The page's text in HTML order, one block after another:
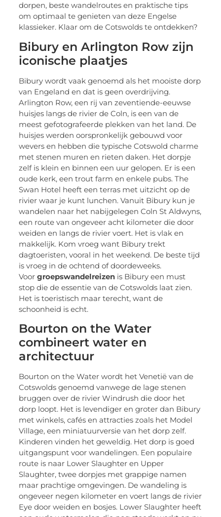
dorpen, beste wandelroutes en praktische tips
om optimaal te genieten van deze Engelse
klassieker. Klaar om de Cotswolds te ontdekken?
Bibury en Arlington Row zijn
iconische plaatjes
Bibury wordt vaak genoemd als het mooiste dorp
van Engeland en dat is geen overdrijving.
Arlington Row, een rij van zeventiende-eeuwse
huisjes langs de rivier de Coln, is een van de
meest gefotografeerde plekken van het land. De
huisjes werden oorspronkelijk gebouwd voor
wevers en hebben die typische Cotswold charme
met stenen muren en rieten daken. Het dorpje
zelf is klein en binnen een uur gelopen. Er is een
oude kerk, een trout farm en enkele pubs. The
Swan Hotel heeft een terras met uitzicht op de
rivier waar je kunt lunchen. Vanuit Bibury kun je
wandelen naar het nabijgelegen Coln St Aldwyns,
een route van ongeveer acht kilometer die door
weiden en langs de rivier voert. Het is vlak en
makkelijk. Kom vroeg want Bibury trekt
dagtoeristen, vooral in het weekend. De beste tijd
is vroeg in de ochtend of doordeweeks.
Voorgroepswandelreizen is Bibury een must
stop die de essentie van de Cotswolds laat zien.
Het is toeristisch maar terecht, want de
schoonheid is echt.
Bourton on the Water
combineert water en
architectuur
Bourton on the Water wordt het Venetië van de
Cotswolds genoemd vanwege de lage stenen
bruggen over de rivier Windrush die door het
dorp loopt. Het is levendiger en groter dan Bibury
met winkels, cafés en attracties zoals het Model
Village, een miniatuurversie van het dorp zelf.
Kinderen vinden het geweldig. Het dorp is goed
uitgangspunt voor wandelingen. Een populaire
route is naar Lower Slaughter en Upper
Slaughter, twee dorpjes met grappige namen
maar prachtige omgevingen. De wandeling is
ongeveer negen kilometer en voert langs de rivier
Eye door weiden en bosjes. Lower Slaughter heeft